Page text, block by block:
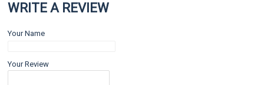
WRITE A REVIEW
Your Name
Your Review